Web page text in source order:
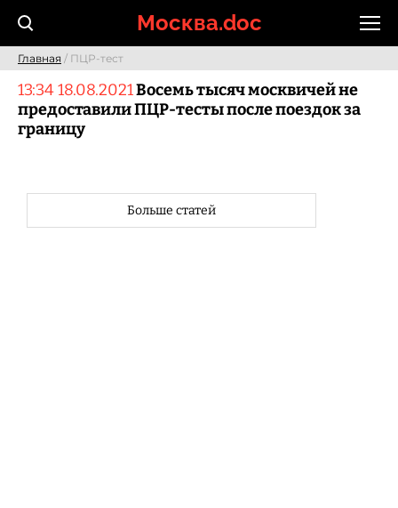
Москва.doc
Главная / ПЦР-тест
13:34 18.08.2021Восемь тысяч москвичей не
предоставили ПЦР-тесты после поездок за
границу
Больше статей